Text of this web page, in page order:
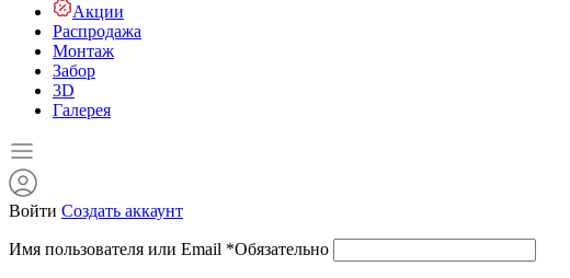
Акции
Распродажа
Монтаж
Забор
3D
Галерея
Войти Создать аккаунт
Имя пользователя или Email *Обязательно